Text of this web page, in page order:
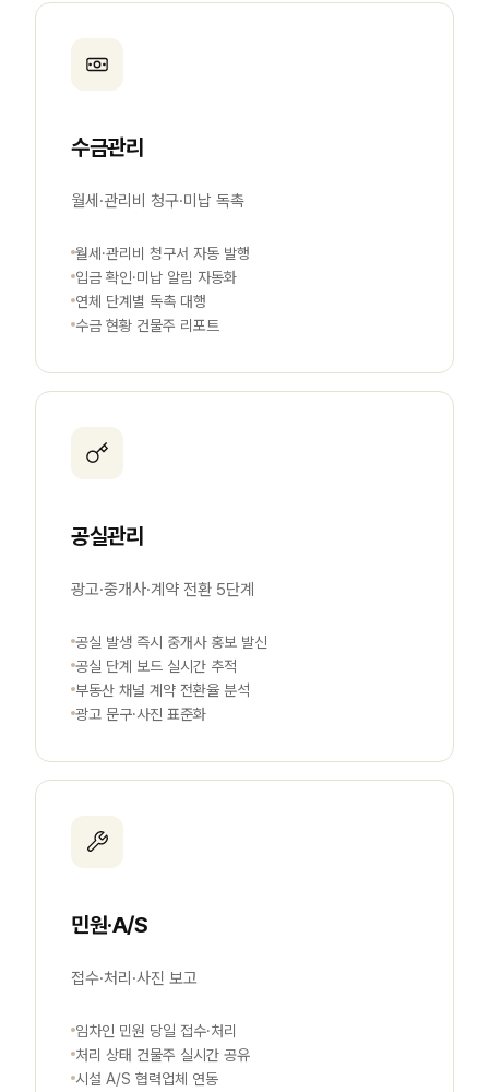
수금관리
월세·관리비 청구·미납 독촉
월세·관리비 청구서 자동 발행
입금 확인·미납 알림 자동화
연체 단계별 독촉 대행
수금 현황 건물주 리포트
공실관리
광고·중개사·계약 전환 5단계
공실 발생 즉시 중개사 홍보 발신
공실 단계 보드 실시간 추적
부동산 채널 계약 전환율 분석
광고 문구·사진 표준화
민원·A/S
접수·처리·사진 보고
임차인 민원 당일 접수·처리
처리 상태 건물주 실시간 공유
시설 A/S 협력업체 연동